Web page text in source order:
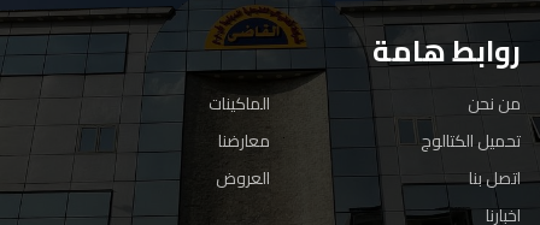
روابط هامة
من نحن
الماكينات
تحميل الكتالوج
معارضنا
اتصل بنا
العروض
اخبارنا